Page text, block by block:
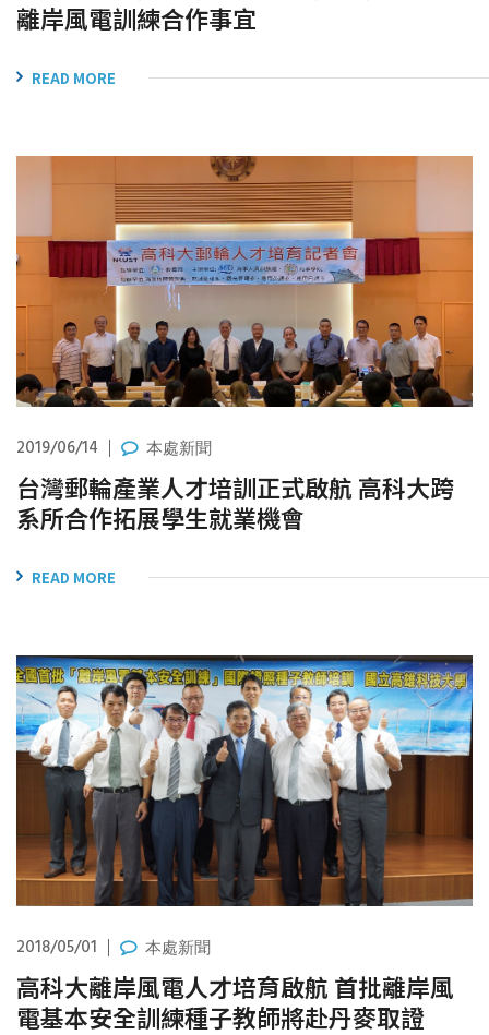
離岸風電訓練合作事宜
READ MORE
2019/06/14 本處新聞
台灣郵輪產業人才培訓正式啟航 高科大跨
系所合作拓展學生就業機會
READ MORE
2018/05/01 本處新聞
高科大離岸風電人才培育啟航 首批離岸風
電基本安全訓練種子教師將赴丹麥取證